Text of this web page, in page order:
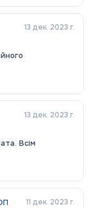
13 дек. 2023 г.
13 дек. 2023 г.
Всім
11 дек. 2023 г.